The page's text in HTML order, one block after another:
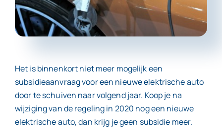
Contact
Het is binnenkort niet meer mogelijk een
subsidieaanvraag voor een nieuwe elektrische auto
door te schuiven naar volgend jaar. Koop je na
wijziging van de regeling in 2020 nog een nieuwe
elektrische auto, dan krijg je geen subsidie meer.